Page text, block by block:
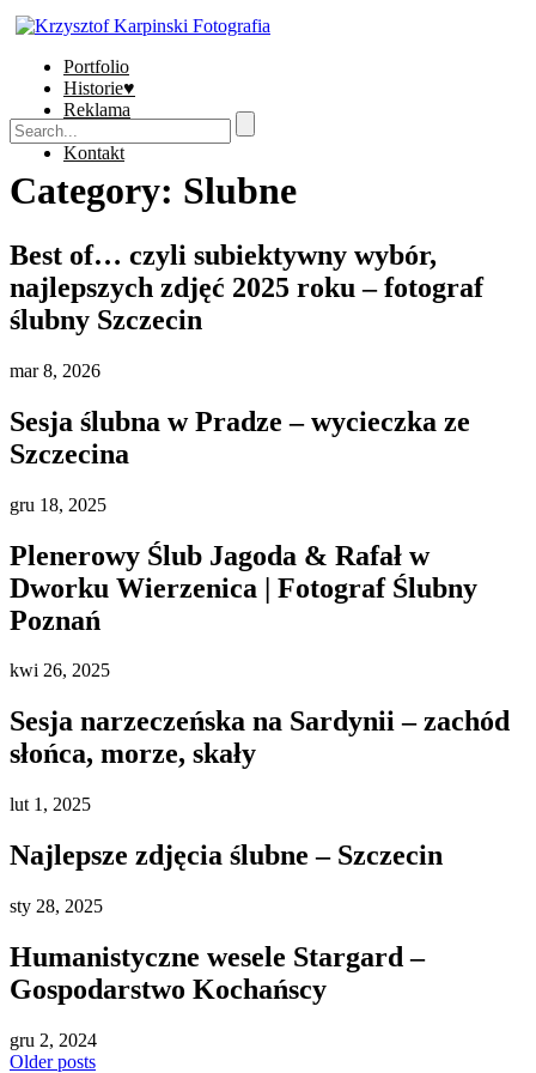
Portfolio
Historie♥
Reklama
Sklep
Kontakt
Category: Slubne
Best of… czyli subiektywny wybór,
najlepszych zdjęć 2025 roku – fotograf
ślubny Szczecin
mar8, 2026
Sesja ślubna w Pradze – wycieczka ze
Szczecina
gru 18, 2025
Plenerowy Ślub Jagoda & Rafał w
Dworku Wierzenica | Fotograf Ślubny
Poznań
kwi 26, 2025
Sesja narzeczeńska na Sardynii – zachód
słońca, morze, skały
lut 1, 2025
Najlepsze zdjęcia ślubne – Szczecin
sty 28, 2025
Humanistyczne wesele Stargard –
Gospodarstwo Kochańscy
gru 2, 2024
Older posts